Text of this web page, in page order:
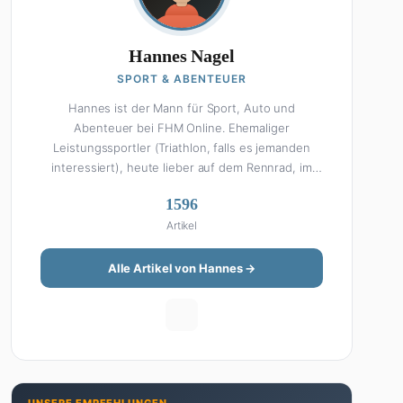
Hannes Nagel
SPORT & ABENTEUER
Hannes ist der Mann für Sport, Auto und
Abenteuer bei FHM Online. Ehemaliger
Leistungssportler (Triathlon, falls es jemanden
interessiert), heute lieber auf dem Rennrad, im
Wissen über Sport ist enzyklopädisch: Egal ob
Bundesliga-Analyse, Formel 1, UFC oder Olympia –
Hannes liefert fundierte Einschätzungen mit der
Leidenschaft eines echten Fans. Aber Sport ist
nur die halbe Miete: Hannes ist auch unser Auto-
Seite. Wenn Hannes mal nicht über Sport oder
1596
Artikel
Alle Artikel von Hannes →